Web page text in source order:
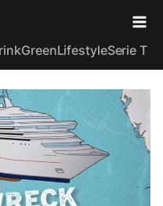
GreenLifestyleSerie TV